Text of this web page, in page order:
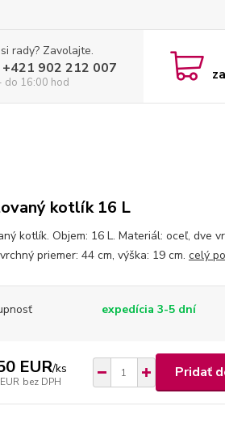
rady? Zavolajte.
+421 902 212 007
do 16:00 hod za
kotlík 16 L
kotlík. Objem: 16 L. Materiál: oceľ, dve
priemer: 44 cm, výška: 19 cm. celý
expedícia 3-5 dní
EUR/ks
bez DPH
Pridať